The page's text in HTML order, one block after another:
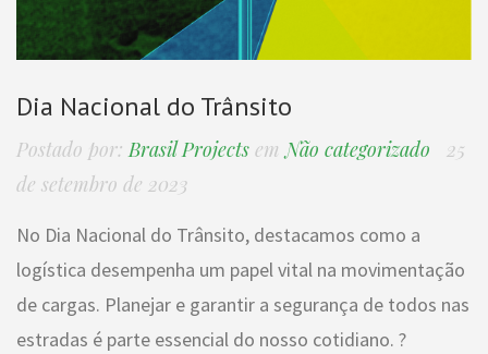
Dia Nacional do Trânsito
Postado por: Brasil Projects em Não categorizado
25
de setembro de 2023
No Dia Nacional do Trânsito, destacamos como a
logística desempenha um papel vital na movimentação
de cargas. Planejar e garantir a segurança de todos nas
estradas é parte essencial do nosso cotidiano. ?